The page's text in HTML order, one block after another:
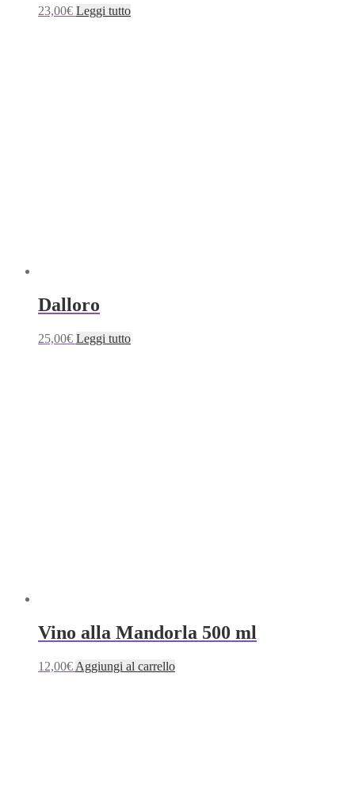
23,00€ Leggi tutto
Dalloro
25,00€ Leggi tutto
Vino alla Mandorla 500 ml
12,00€ Aggiungi al carrello